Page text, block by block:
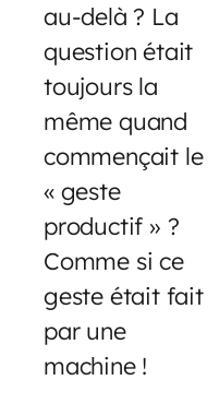
au-delà ? La
question était
toujours la
même quand
commençait le
« geste
productif » ?
Comme si ce
geste était fait
par une
machine !